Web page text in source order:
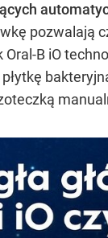
pozwalają
B iO